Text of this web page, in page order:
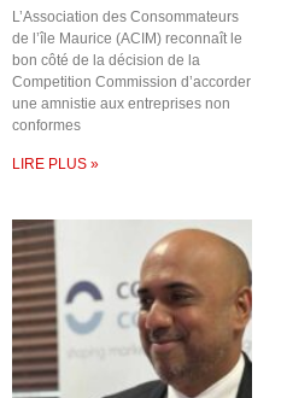
L’Association des Consommateurs
de l’île Maurice (ACIM) reconnaît le
bon côté de la décision de la
Competition Commission d’accorder
une amnistie aux entreprises non
conformes
LIRE PLUS »